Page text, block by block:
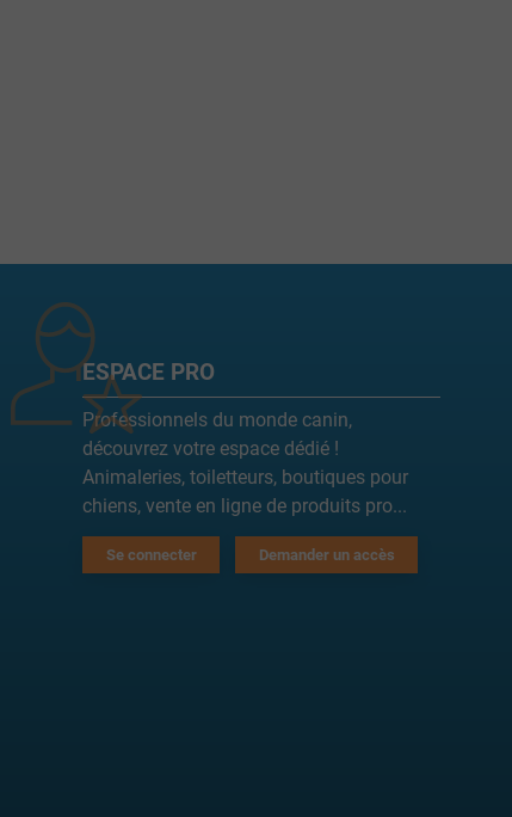
ESPACE PRO
Professionnels du monde canin,
découvrez votre espace dédié !
Animaleries, toiletteurs, boutiques pour
chiens, vente en ligne de produits pro...
Se connecter Demander un accès